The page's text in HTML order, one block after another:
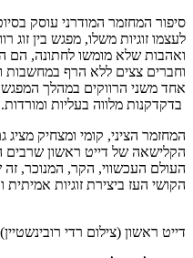
סיפור המחזמר המודרני עוסק
לעצמו זוגיות משלו, מפגש בין
ואהבות שלא מומשו לחתונה, הם
וחברים צצים ללא הרף במחשבות
אחד משני הרווקים במהלך
בדקדקנות מלווה בעליות ומורדות.
המחזמר הציני, קומי ומצחיק מציג
הקלישאה של דייט ראשון שרבים
העולם העכשווי, הקר, המנוכר,
הקושי העז ביצירת זוגיות אמיתית
דייט ראשון (צילום רדי רובינשטיין)